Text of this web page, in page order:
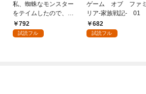
私、蜘蛛なモンスター
をテイムしたので、ス
パイダーシルクで裁縫
を頑張ります！ 1
792
試読フル
ゲーム オブ ファミ
リア-家族戦記- 01
682
試読フル